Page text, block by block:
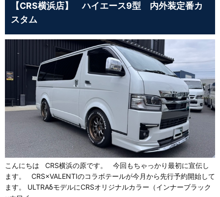
【CRS横浜店】 ハイエース9型 内外装定番カ
スタム
こんにちは CRS横浜の原です。 今回もちゃっかり最初に宣伝し
ます。 CRS×VALENTIのコラボテールが今月から先行予約開始して
ます。 ULTRAδモデルにCRSオリジナルカラー（インナーブラック